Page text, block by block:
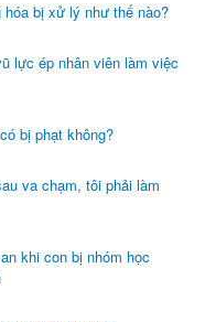
hóa bị xử lý như thế nào?
lực ép nhân viên làm việc
bị phạt không?
va chạm, tôi phải làm
khi con bị nhóm học